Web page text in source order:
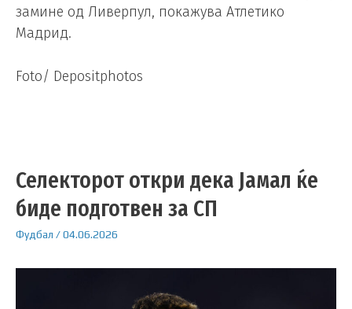
замине од Ливерпул, покажува Атлетико
Мадрид.
Foto/ Depositphotos
Селекторот откри дека Јамал ќе
биде подготвен за СП
Фудбал /04.06.2026